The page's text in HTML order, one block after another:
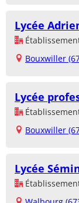
Lycée
Bouxwiller
Lycée
Bouxwiller
Lycée